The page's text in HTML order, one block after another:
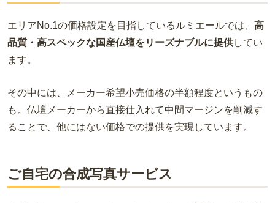
エリアNo.1の価格設定を目指しているルミエールでは、 高
品質・高スペックな国産仏壇をリーズナブルに提供してい
ます。
その中には、メーカー希望小売価格の半額程度というもの
も。仏壇メーカーから直接仕入れて中間マージンを削減す
ることで、他にはない価格での提供を実現しています。
ご自宅の合成写真サービス